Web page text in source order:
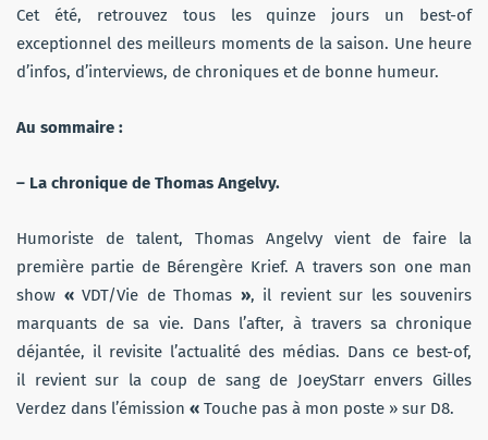
Cet été, retrouvez tous les quinze jours un best-of
exceptionnel des meilleurs moments de la saison. Une heure
d’infos, d’interviews, de chroniques et de bonne humeur.
Au sommaire :
– La chronique de Thomas Angelvy.
Humoriste de talent, Thomas Angelvy vient de faire la
première partie de Bérengère Krief. A travers son one man
show « VDT/Vie de Thomas », il revient sur les souvenirs
marquants de sa vie. Dans l’after, à travers sa chronique
déjantée, il revisite l’actualité des médias. Dans ce best-of,
il revient sur la coup de sang de JoeyStarr envers Gilles
Verdez dans l’émission « Touche pas à mon poste » sur D8.